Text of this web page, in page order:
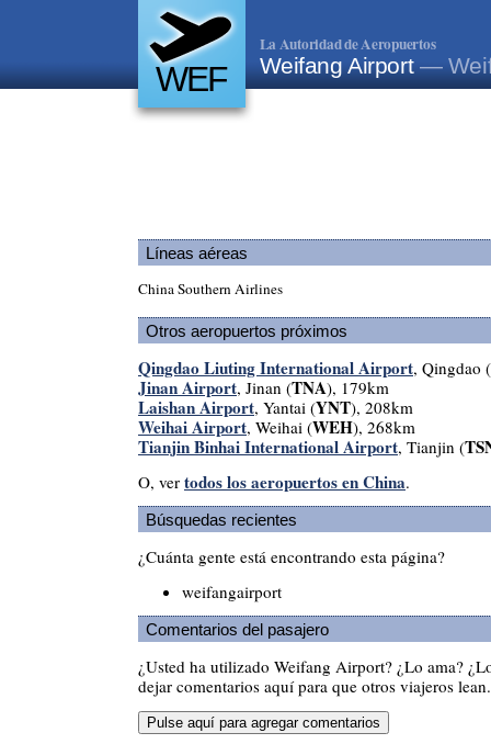
WEF
La Autoridad de Aeropuertos
Weifang Airport—
Líneas aéreas
China Southern Airlines
Otros aeropuertos próximos
Qingdao Liuting International Airport, Qingdao (
Jinan Airport, Jinan (TNA), 179km
Laishan Airport, Yantai (YNT), 208km
Weihai Airport, Weihai (WEH), 268km
Tianjin Binhai International Airport, Tianjin (
O, ver todos los aeropuertos en China.
Búsquedas recientes
¿Cuánta gente está encontrando esta página?
weifangairport
Comentarios del pasajero
¿Usted ha utilizado Weifang Airport? ¿Lo ama?
dejar comentarios aquí para que otros viajeros lean.